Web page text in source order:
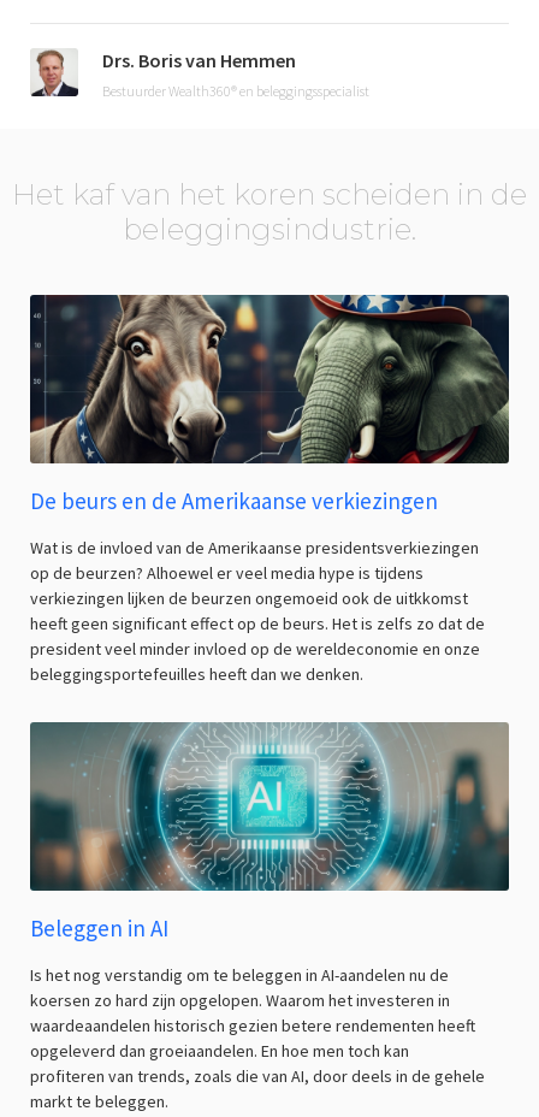
Drs. Boris van Hemmen
Bestuurder Wealth360® en beleggingsspecialist
Het kaf van het koren scheiden in de
beleggingsindustrie.
De beurs en de Amerikaanse verkiezingen
Wat is de invloed van de Amerikaanse presidentsverkiezingen
op de beurzen? Alhoewel er veel media hype is tijdens
verkiezingen lijken de beurzen ongemoeid ook de uitkkomst
heeft geen significant effect op de beurs. Het is zelfs zo dat de
president veel minder invloed op de wereldeconomie en onze
beleggingsportefeuilles heeft dan we denken.
Beleggen in AI
Is het nog verstandig om te beleggen in AI-aandelen nu de
koersen zo hard zijn opgelopen. Waarom het investeren in
waardeaandelen historisch gezien betere rendementen heeft
opgeleverd dan groeiaandelen. En hoe men toch kan
profiteren van trends, zoals die van AI, door deels in de gehele
markt te beleggen.